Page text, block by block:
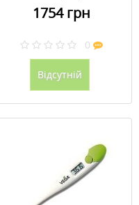
1754 грн
0
Відсутній